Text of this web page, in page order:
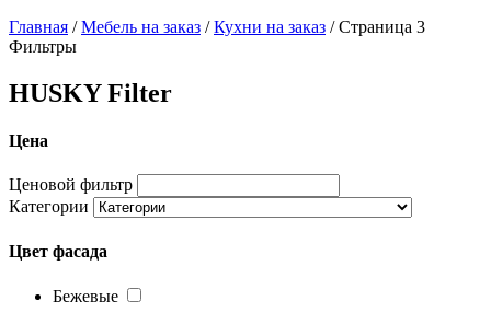
Главная /Мебель на заказ /Кухни на заказ / Страница 3
Фильтры
HUSKY Filter
Цена
Ценовой фильтр
Категории
Цвет фасада
Бежевые